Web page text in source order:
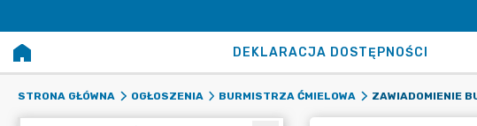
DEKLARACJA DOSTĘPNOŚCI
STRONA GŁÓWNA OGŁOSZENIA BURMISTRZA ĆMIELOWA